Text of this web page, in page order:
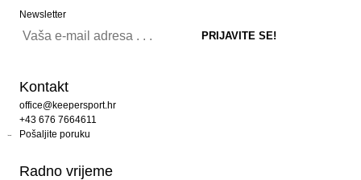
Newsletter
Kontakt
office@keepersport.hr
+43 676 7664611
Pošaljite poruku
Radno vrijeme